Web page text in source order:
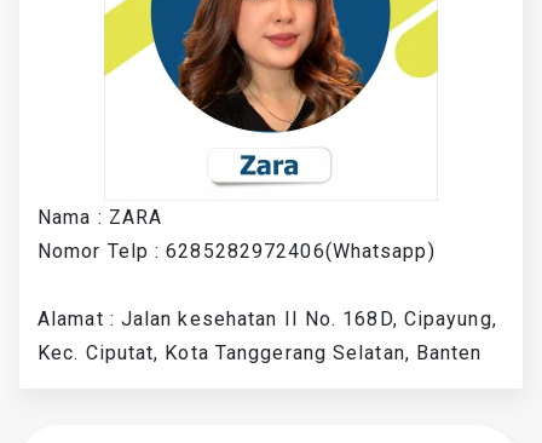
Nama : ZARA
Nomor Telp : 6285282972406(Whatsapp)
Alamat : Jalan kesehatan II No. 168D, Cipayung,
Kec. Ciputat, Kota Tanggerang Selatan, Banten